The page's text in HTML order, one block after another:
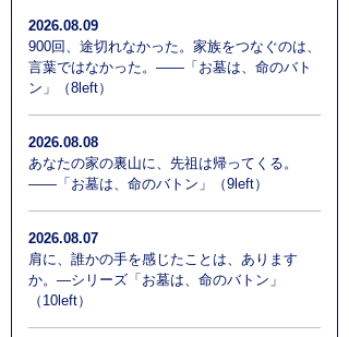
2026.08.09
900回、途切れなかった。家族をつなぐのは、
言葉ではなかった。――「お墓は、命のバト
ン」（8left）
2026.08.08
あなたの家の裏山に、先祖は帰ってくる。
――「お墓は、命のバトン」（9left）
2026.08.07
肩に、誰かの手を感じたことは、あります
か。―シリーズ「お墓は、命のバトン」
（10left）